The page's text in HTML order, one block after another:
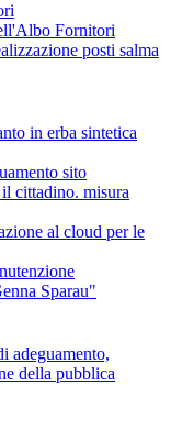
Fornitori
posti salma
in erba sintetica
sito
cittadino. misura
al cloud per le
Sparau"
adeguamento,
della pubblica